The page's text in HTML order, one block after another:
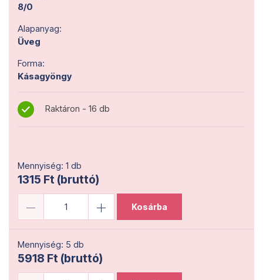
8/0
Alapanyag:
Üveg
Forma:
Kásagyöngy
Raktáron - 16 db
Mennyiség: 1 db
1315 Ft (bruttó)
Kosárba
Mennyiség: 5 db
5918 Ft (bruttó)